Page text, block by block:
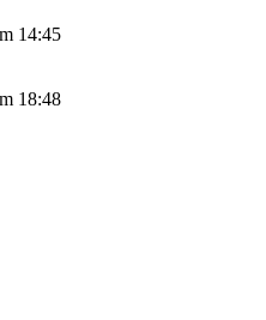
14:45
18:48